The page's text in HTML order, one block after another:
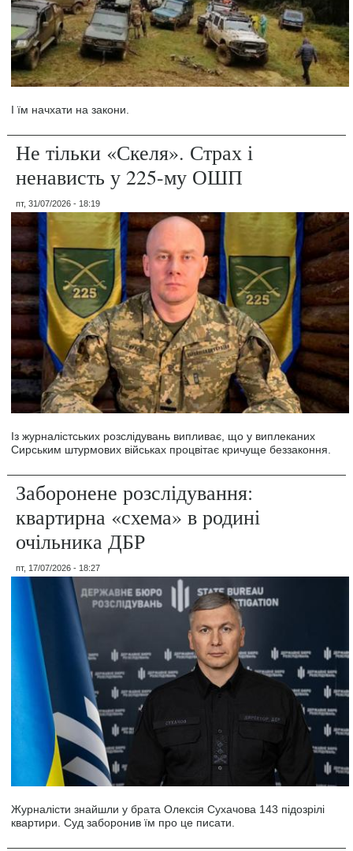
І їм начхати на закони.
Не тільки «Скеля». Страх і
ненависть у 225-му ОШП
пт, 31/07/2026 - 18:19
Із журналістських розслідувань випливає, що у виплеканих
Сирським штурмових військах процвітає кричуще беззаконня.
Заборонене розслідування:
квартирна «схема» в родині
очільника ДБР
пт, 17/07/2026 - 18:27
Журналісти знайшли у брата Олексія Сухачова 143 підозрілі
квартири. Суд заборонив їм про це писати.